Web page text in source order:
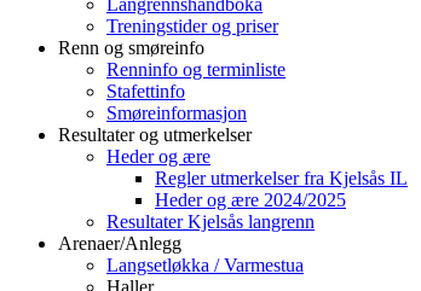
Langrennshåndboka
Treningstider og priser
Renn og smøreinfo
Renninfo og terminliste
Stafettinfo
Smøreinformasjon
Resultater og utmerkelser
Heder og ære
Regler utmerkelser fra Kjelsås IL
Heder og ære 2024/2025
Resultater Kjelsås langrenn
Arenaer/Anlegg
Langsetløkka / Varmestua
Haller